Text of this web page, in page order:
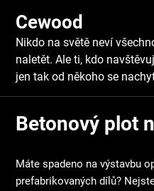
content
Cewood
Nikdo na světě neví
naletět. Ale ti, kdo
jen tak od někoho se
Betonový plot
Máte spadeno na výstavbu
prefabrikovaných dílů?